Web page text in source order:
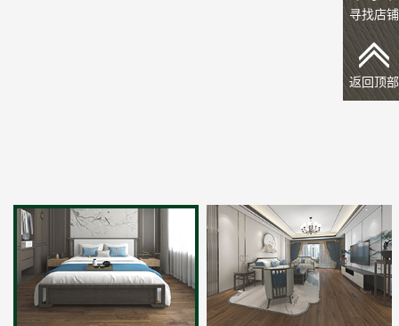
寻找店铺
返回顶部